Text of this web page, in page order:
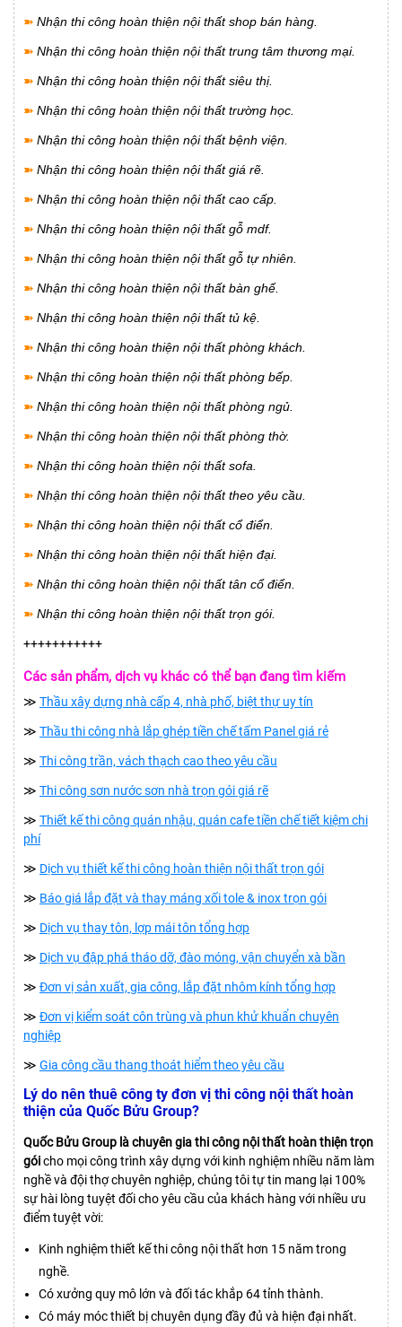
➽ Nhận thi công hoàn thiện nội thất shop bán hàng.
➽ Nhận thi công hoàn thiện nội thất trung tâm thương mại.
➽ Nhận thi công hoàn thiện nội thất siêu thị.
➽ Nhận thi công hoàn thiện nội thất trường học.
➽ Nhận thi công hoàn thiện nội thất bệnh viện.
➽ Nhận thi công hoàn thiện nội thất giá rẽ.
➽ Nhận thi công hoàn thiện nội thất cao cấp.
➽ Nhận thi công hoàn thiện nội thất gỗ mdf.
➽ Nhận thi công hoàn thiện nội thất gỗ tự nhiên.
➽ Nhận thi công hoàn thiện nội thất bàn ghế.
➽ Nhận thi công hoàn thiện nội thất tủ kệ.
➽ Nhận thi công hoàn thiện nội thất phòng khách.
➽ Nhận thi công hoàn thiện nội thất phòng bếp.
➽ Nhận thi công hoàn thiện nội thất phòng ngủ.
➽ Nhận thi công hoàn thiện nội thất phòng thờ.
➽ Nhận thi công hoàn thiện nội thất sofa.
➽ Nhận thi công hoàn thiện nội thất theo yêu cầu.
➽ Nhận thi công hoàn thiện nội thất cổ điển.
➽ Nhận thi công hoàn thiện nội thất hiện đại.
➽ Nhận thi công hoàn thiện nội thất tân cổ điển.
➽ Nhận thi công hoàn thiện nội thất trọn gói.
+++++++++++
Các sản phẩm, dịch vụ khác có thể bạn đang tìm kiếm
≫ Thầu xây dựng nhà cấp 4, nhà phố, biệt thự uy tín
≫ Thầu thi công nhà lắp ghép tiền chế tấm Panel giá rẻ
≫ Thi công trần, vách thạch cao theo yêu cầu
≫ Thi công sơn nước sơn nhà trọn gói giá rẽ
≫ Thiết kế thi công quán nhậu, quán cafe tiền chế tiết kiệm chi
phí
≫ Dịch vụ thiết kế thi công hoàn thiện nội thất trọn gói
≫ Báo giá lắp đặt và thay máng xối tole & inox trọn gói
≫ Dịch vụ thay tôn, lợp mái tôn tổng hợp
≫ Dịch vụ đập phá tháo dỡ, đào móng, vận chuyển xà bần
≫ Đơn vị sản xuất, gia công, lắp đặt nhôm kính tổng hợp
≫ Đơn vị kiểm soát côn trùng và phun khử khuẩn chuyên
nghiệp
≫ Gia công cầu thang thoát hiểm theo yêu cầu
Lý do nên thuê công ty đơn vị thi công nội thất hoàn
thiện của Quốc Bửu Group?
Quốc Bửu Group là chuyên gia thi công nội thất hoàn thiện trọn
góicho mọi công trình xây dựng với kinh nghiệm nhiều năm làm
nghề và đội thợ chuyên nghiệp, chúng tôi tự tin mang lại 100%
sự hài lòng tuyệt đối cho yêu cầu của khách hàng với nhiều ưu
điểm tuyệt vời:
Kinh nghiệm thiết kế thi công nội thất hơn 15 năm trong
nghề.
Có xưởng quy mô lớn và đối tác khắp 64 tỉnh thành.
Có máy móc thiết bị chuyên dụng đầy đủ và hiện đại nhất.